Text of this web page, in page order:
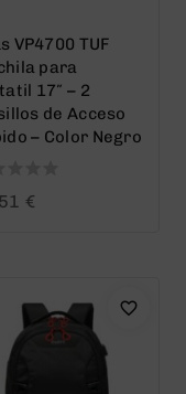
VP4700 TUF
para
17″ – 2
de Acceso
– Color Negro
€